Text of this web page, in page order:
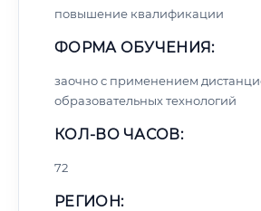
повышение квалификации
ФОРМА ОБУЧЕНИЯ:
заочно с применением
образовательных технологий
КОЛ-ВО ЧАСОВ:
72
РЕГИОН: